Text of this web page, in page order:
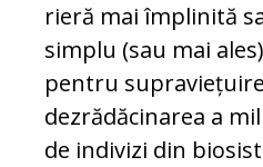
rieră mai împlinită
simplu (sau mai
pen­tru
dezrădăcinarea a
de indivizi din